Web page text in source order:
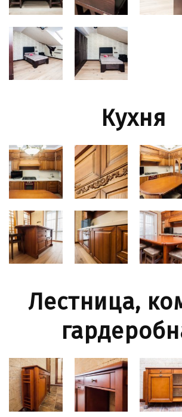
Кухня
Лестница,